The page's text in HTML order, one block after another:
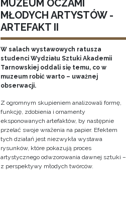
MUZEUM OCZAMI
MŁODYCH ARTYSTÓW -
ARTEFAKT II
W salach wystawowych ratusza
studenci Wydziału Sztuki Akademii
Tarnowskiej oddali się temu, co w
muzeum robić warto – uważnej
obserwacji.
Z ogromnym skupieniem analizowali formę,
funkcję, zdobienia i ornamenty
eksponowanych artefaktów, by następnie
przelać swoje wrażenia na papier. Efektem
tych działań jest niezwykła wystawa
rysunków, które pokazują proces
artystycznego odwzorowania dawnej sztuki –
z perspektywy młodych twórców.